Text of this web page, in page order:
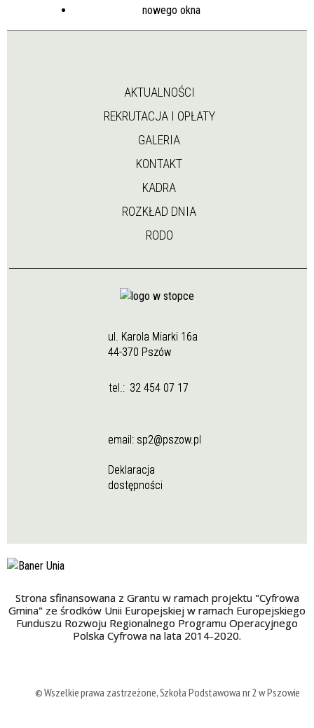
AKTUALNOŚCI
REKRUTACJA I OPŁATY
GALERIA
KONTAKT
KADRA
ROZKŁAD DNIA
RODO
ul. Karola Miarki 16a
44-370 Pszów
tel.: 32 454 07 17
email: sp2@pszow.pl
Deklaracja
dostępności
Strona sfinansowana z Grantu w ramach projektu "Cyfrowa
Gmina" ze środków Unii Europejskiej w ramach Europejskiego
Funduszu Rozwoju Regionalnego Programu Operacyjnego
Polska Cyfrowa na lata 2014-2020.
© Wszelkie prawa zastrzeżone, Szkoła Podstawowa nr 2 w Pszowie